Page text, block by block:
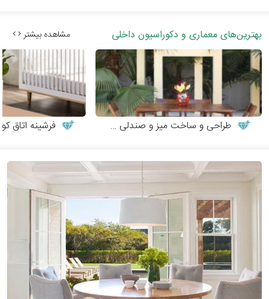
بهترین‌های معماری و دکوراسیون داخلی مشاهده بیشتر
طراحی و ساخت میز و صندلی چوبی فرشینه اتاق